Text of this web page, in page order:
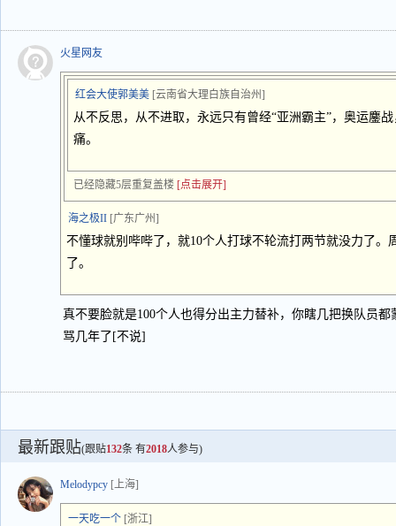
火星网友
红会大使郭美美 [云南省大理白族自治州]
从不反思，从不进取，永远只有曾经“亚洲霸主”，奥运鏖
痛。
已经隐藏5层重复盖楼 [点击展开]
海之极II [广东广州]
不懂球就别哔哔了，就10个人打球不轮流打两节就没力了。
了。
真不要脸就是100个人也得分出主力替补，你瞎几把换队员
骂几年了[不说]
最新跟贴(跟贴132条 有2018人参与)
Melodypcy [上海]
一天吃一个 [浙江]